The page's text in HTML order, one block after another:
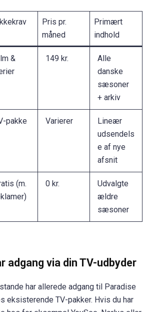
Pris pr.
måned
Primært
indhold
&
149 kr.
Alle
danske
sæsoner
+ arkiv
pakke Varierer
Lineær
udsendels
e af nye
afsnit
(m.
0 kr.
Udvalgte
ældre
sæsoner
adgang via din TV-udbyder
har allerede adgang til Paradise
eksisterende TV-pakker. Hvis du har